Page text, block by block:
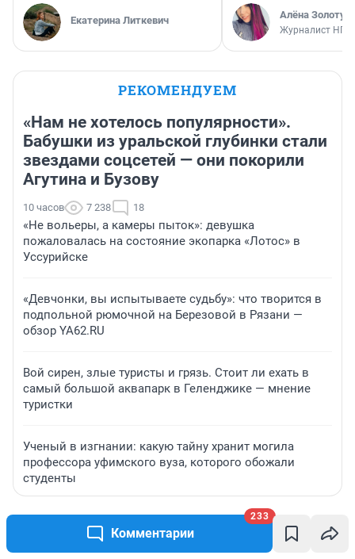
Комментарии
233
Екатерина Литкевич Алёна
Журналист НГС
РЕКОМЕНДУЕМ
«Нам не хотелось популярности».
Бабушки из уральской глубинки стали
звездами соцсетей — они покорили
Агутина и Бузову
10 часов 7 238 18
«Не вольеры, а камеры пыток»: девушка
пожаловалась на состояние экопарка «Лотос» в
Уссурийске
«Девчонки, вы испытываете судьбу»: что творится в
подпольной рюмочной на Березовой в Рязани —
обзор YA62.RU
Вой сирен, злые туристы и грязь. Стоит ли ехать в
самый большой аквапарк в Геленджике — мнение
туристки
Ученый в изгнании: какую тайну хранит могила
профессора уфимского вуза, которого обожали
студенты
ЗНАКОМСТВА